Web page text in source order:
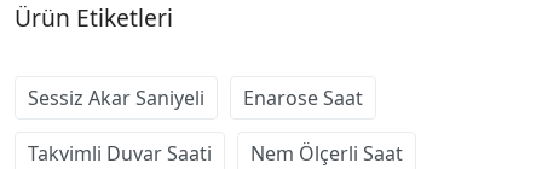
Ürün Etiketleri
Sessiz Akar Saniyeli Enarose Saat
Takvimli Duvar Saati Nem Ölçerli Saat